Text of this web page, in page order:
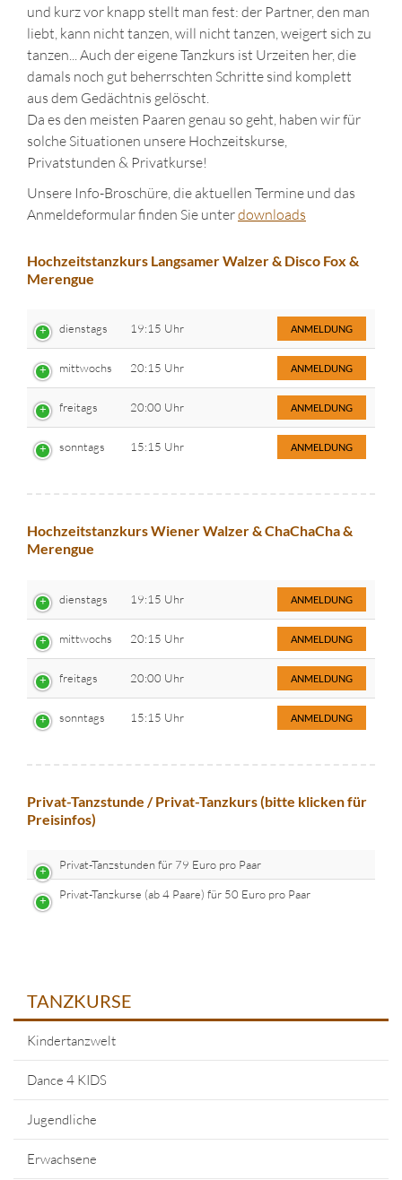
und kurz vor knapp stellt man fest: der Partner, den man
liebt, kann nicht tanzen, will nicht tanzen, weigert sich zu
tanzen... Auch der eigene Tanzkurs ist Urzeiten her, die
damals noch gut beherrschten Schritte sind komplett
aus dem Gedächtnis gelöscht.
Da es den meisten Paaren genau so geht, haben wir für
solche Situationen unsere Hochzeitskurse,
Privatstunden & Privatkurse!
Unsere Info-Broschüre, die aktuellen Termine und das
Anmeldeformular finden Sie unterdownloads
Hochzeitstanzkurs Langsamer Walzer & Disco Fox &
Merengue
dienstags 19:15 Uhr ANMELDUNG
mittwochs 20:15 Uhr ANMELDUNG
freitags 20:00 Uhr ANMELDUNG
sonntags 15:15 Uhr ANMELDUNG
Hochzeitstanzkurs Wiener Walzer & ChaChaCha &
Merengue
dienstags 19:15 Uhr ANMELDUNG
mittwochs 20:15 Uhr ANMELDUNG
freitags 20:00 Uhr ANMELDUNG
sonntags 15:15 Uhr ANMELDUNG
Privat-Tanzstunde / Privat-Tanzkurs (bitte klicken für
Preisinfos)
Privat-Tanzstunden für 79 Euro pro Paar
Privat-Tanzkurse (ab 4 Paare) für 50 Euro pro Paar
TANZKURSE
Kindertanzwelt
Dance 4 KIDS
Jugendliche
Erwachsene